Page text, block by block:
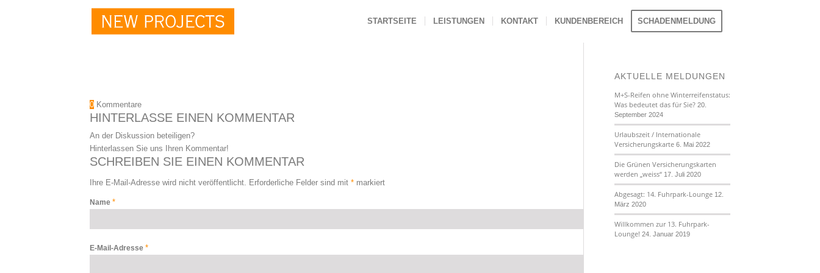
STARTSEITE LEISTUNGEN KONTAKT KUNDENBEREICH SCHADENMELDUNG
0 Kommentare
HINTERLASSE EINEN KOMMENTAR
An der Diskussion beteiligen?
Hinterlassen Sie uns Ihren Kommentar!
SCHREIBEN SIE EINEN KOMMENTAR
Ihre E-Mail-Adresse wird nicht veröffentlicht. Erforderliche Felder sind mit * markiert
Name *
E-Mail-Adresse *
AKTUELLE MELDUNGEN
M+S-Reifen ohne Winterreifenstatus:
Was bedeutet das für Sie? 20.
September 2024
Urlaubszeit / Internationale
Versicherungskarte 6. Mai 2022
Die Grünen Versicherungskarten
werden „weiss“ 17. Juli 2020
Abgesagt: 14. Fuhrpark-Lounge 12.
März 2020
Willkommen zur 13. Fuhrpark-
Lounge! 24. Januar 2019